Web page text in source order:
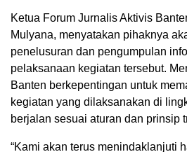
Ketua Forum Jurnalis Aktivis
Mulyana, menyatakan pihaknya
penelusuran dan pengumpulan
pelaksanaan kegiatan tersebut.
Banten berkepentingan untuk
kegiatan yang dilaksanakan di
berjalan sesuai aturan dan prinsip
“Kami akan terus menindaklanjuti